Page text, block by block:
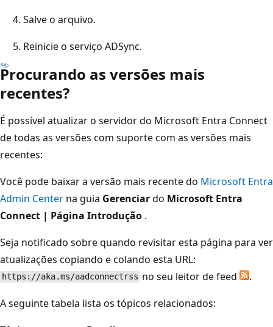
Salve o arquivo.
Reinicie o serviço ADSync.
Procurando as versões mais
recentes?
É possível atualizar o servidor do Microsoft Entra Connect
de todas as versões com suporte com as versões mais
recentes:
Você pode baixar a versão mais recente do Microsoft Entra
Admin Center na guia Gerenciardo Microsoft Entra
Connect | Página Introdução .
Seja notificado sobre quando revisitar esta página para ver
atualizações copiando e colando esta URL:
https://aka.ms/aadconnectrss no seu leitor de feed
.
A seguinte tabela lista os tópicos relacionados: